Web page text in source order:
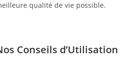
qualité de vie possible.
Conseils d’Utilisation